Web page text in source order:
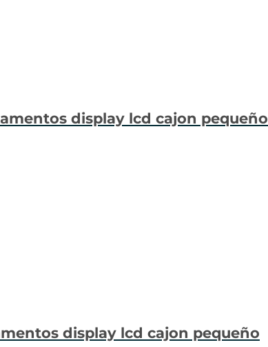
display lcd cajon pequeño
display lcd cajon pequeño